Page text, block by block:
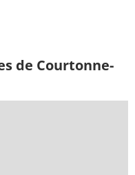
de Courtonne-